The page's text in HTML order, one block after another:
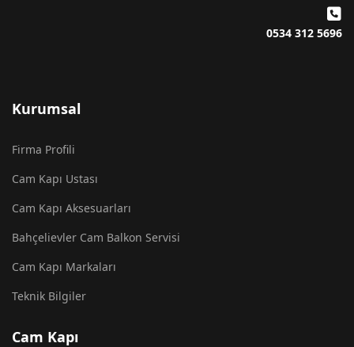
0534 312 5696
Kurumsal
Firma Profili
Cam Kapı Ustası
Cam Kapı Aksesuarları
Bahçelievler Cam Balkon Servisi
Cam Kapı Markaları
Teknik Bilgiler
Cam Kapı